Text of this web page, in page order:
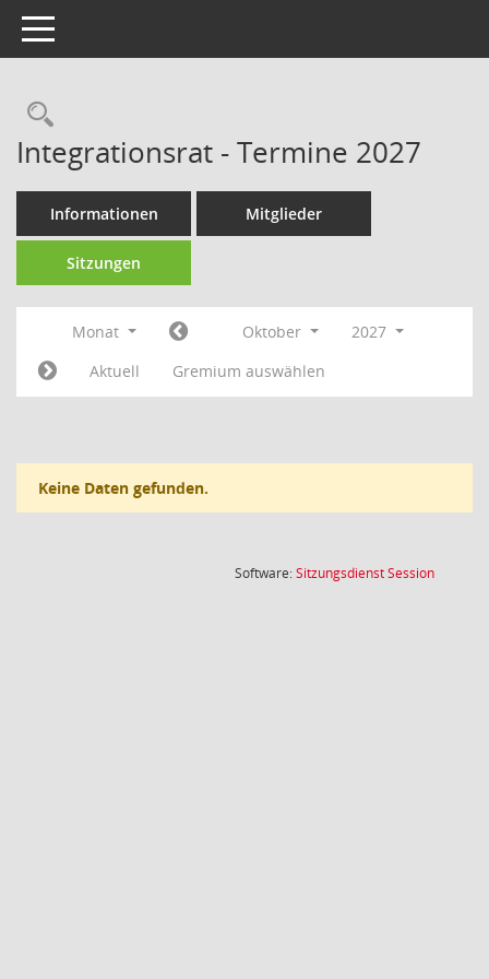
Toggle navigation
Rechercheauswahl
Integrationsrat - Termine 2027
Informationen Mitglieder
Sitzungen
Monat Oktober
2027
Aktuell
Gremium auswählen
Keine Daten gefunden.
Software:SitzungsdienstSession(Wird in